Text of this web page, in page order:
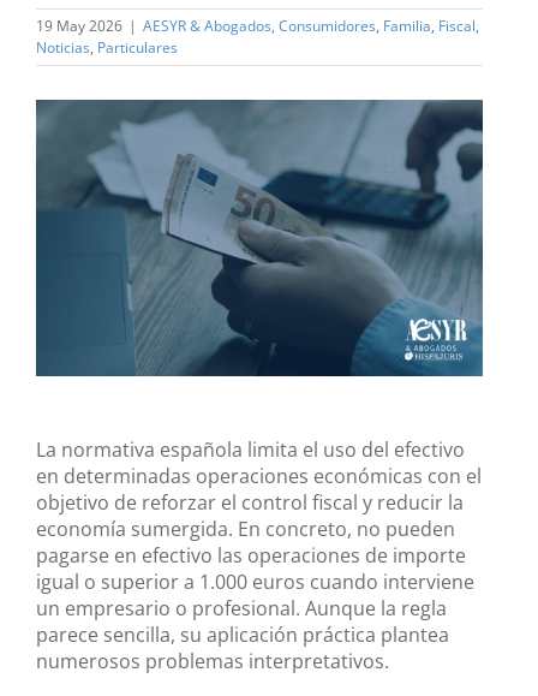
19 May 2026 | AESYR & Abogados, Consumidores, Familia, Fiscal,
Noticias, Particulares
Ver
imagen
grande
La normativa española limita el uso del efectivo
en determinadas operaciones económicas con el
objetivo de reforzar el control fiscal y reducir la
economía sumergida. En concreto, no pueden
pagarse en efectivo las operaciones de importe
igual o superior a 1.000 euros cuando interviene
un empresario o profesional. Aunque la regla
parece sencilla, su aplicación práctica plantea
numerosos problemas interpretativos.